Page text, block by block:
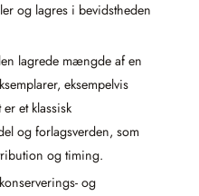
og lagres i bevidstheden
lagrede mængde af en
eksempelvis
et klassisk
og forlagsverden, som
og timing.
og